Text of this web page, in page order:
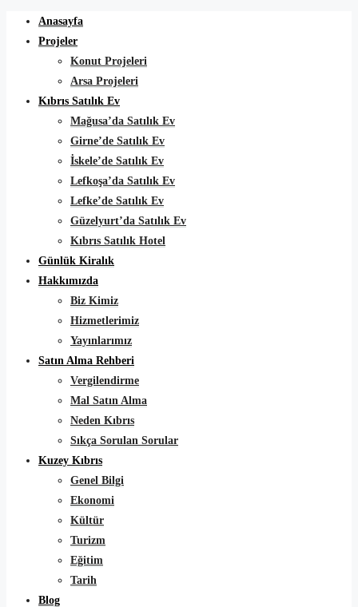
Anasayfa
Projeler
Konut Projeleri
Arsa Projeleri
Kıbrıs Satılık Ev
Mağusa’da Satılık Ev
Girne’de Satılık Ev
İskele’de Satılık Ev
Lefkoşa’da Satılık Ev
Lefke’de Satılık Ev
Güzelyurt’da Satılık Ev
Kıbrıs Satılık Hotel
Günlük Kiralık
Hakkımızda
Biz Kimiz
Hizmetlerimiz
Yayınlarımız
Satın Alma Rehberi
Vergilendirme
Mal Satın Alma
Neden Kıbrıs
Sıkça Sorulan Sorular
Kuzey Kıbrıs
Genel Bilgi
Ekonomi
Kültür
Turizm
Eğitim
Tarih
Blog